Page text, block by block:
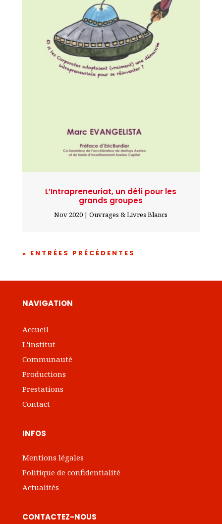
L’Intrapreneuriat, un défi pour les
grands groupes
Nov 2020 |Ouvrages & Livres Blancs
« ENTRÉES PRÉCÉDENTES
NAVIGATION
Accueil
L’institut
Communauté
Productions
Prestations
Contact
INFOS
Mentions légales
Politique de confidentialité
Actualités
CONTACTEZ-NOUS